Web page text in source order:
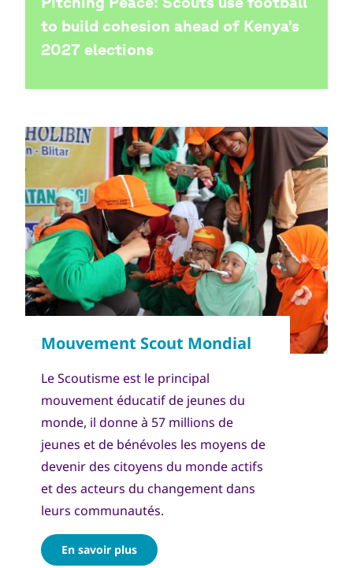
Le Scoutisme est le principal
mouvement éducatif de jeunes du
monde, il donne à 57 millions de
jeunes et de bénévoles les moyens de
devenir des citoyens du monde actifs
et des acteurs du changement dans
leurs communautés.
En savoir plus